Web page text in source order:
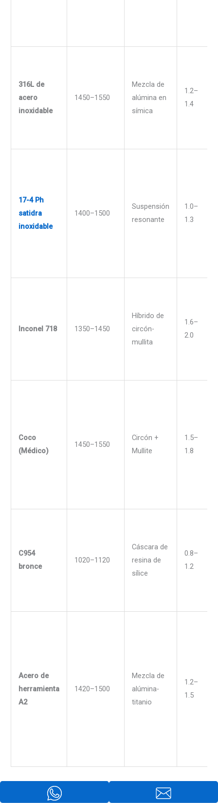
316L de
acero
inoxidable
1450–1550
Mezcla de
alúmina en
símica
1.2–
1.4
17-4 Ph
satidra
inoxidable
1400–1500
Suspensión
resonante
1.0–
1.3
Inconel 718 1350–1450
Híbrido de
circón-
mullita
1.6–
2.0
Coco
(Médico)
1450–1550
Circón +
Mullite
1.5–
1.8
C954
bronce
1020–1120
Cáscara de
resina de
sílice
0.8–
1.2
Acero de
herramienta
A2
1420–1500
Mezcla de
alúmina-
titanio
1.2–
1.5
Estructura de grano y efectos de